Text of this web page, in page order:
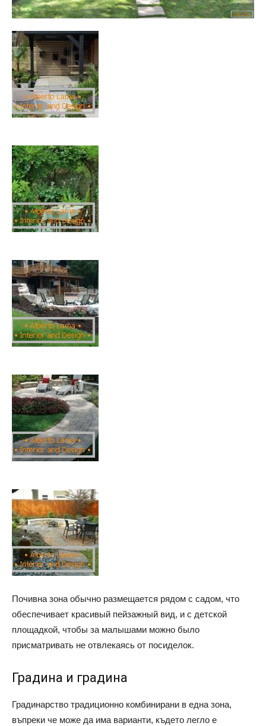
Почивна зона обычно размещается рядом с садом, что
обеспечивает красивый пейзажный вид, и с детской
площадкой, чтобы за малышами можно было
присматривать не отвлекаясь от посиделок.
Градина и градина
Градинарство традиционно комбинирани в една зона,
въпреки че може да има варианти, където легло е